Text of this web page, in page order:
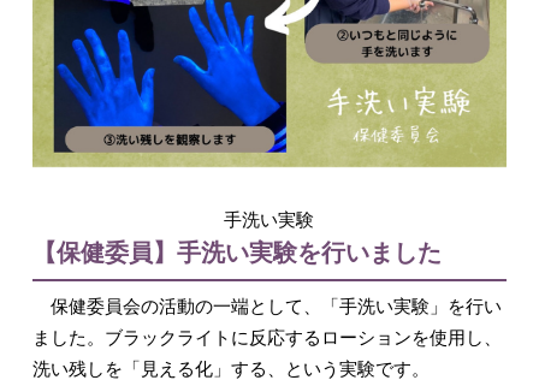
手洗い実験
【保健委員】手洗い実験を行いました
保健委員会の活動の一端として、「手洗い実験」を行い
ました。ブラックライトに反応するローションを使用し、
洗い残しを「見える化」する、という実験です。